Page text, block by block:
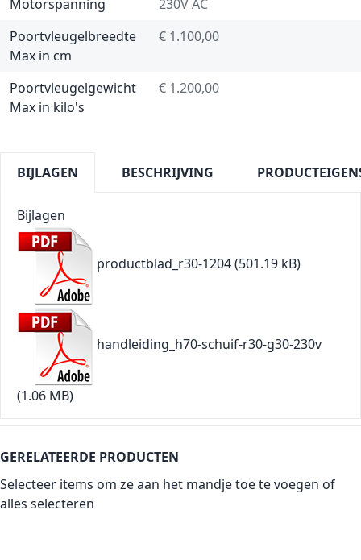
Motorspanning
230V AC
Poortvleugelbreedte
Max in cm
€ 1.100,00
Poortvleugelgewicht
Max in kilo's
€ 1.200,00
BIJLAGEN BESCHRIJVING
Bijlagen
productblad_r30-1204(501.19 kB)
handleiding_h70-schuif-r30-g30-230v
(1.06 MB)
GERELATEERDE PRODUCTEN
Selecteer items om ze aan het mandje toe te voegen of
alles selecteren